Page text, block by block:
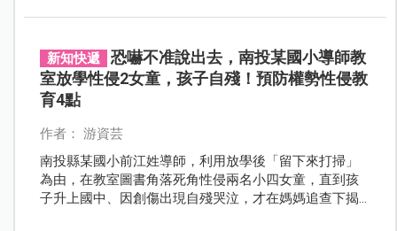
新知快遞
恐嚇不准說出去，南投某國小導師教
室放學性侵2女童，孩子自殘！預防權勢性侵教
育4點
作者： 游資芸
南投縣某國小前江姓導師，利用放學後「留下來打掃」
為由，在教室圖書角落死角性侵兩名小四女童，直到孩
子升上國中、因創傷出現自殘哭泣，才在媽媽追查下揭